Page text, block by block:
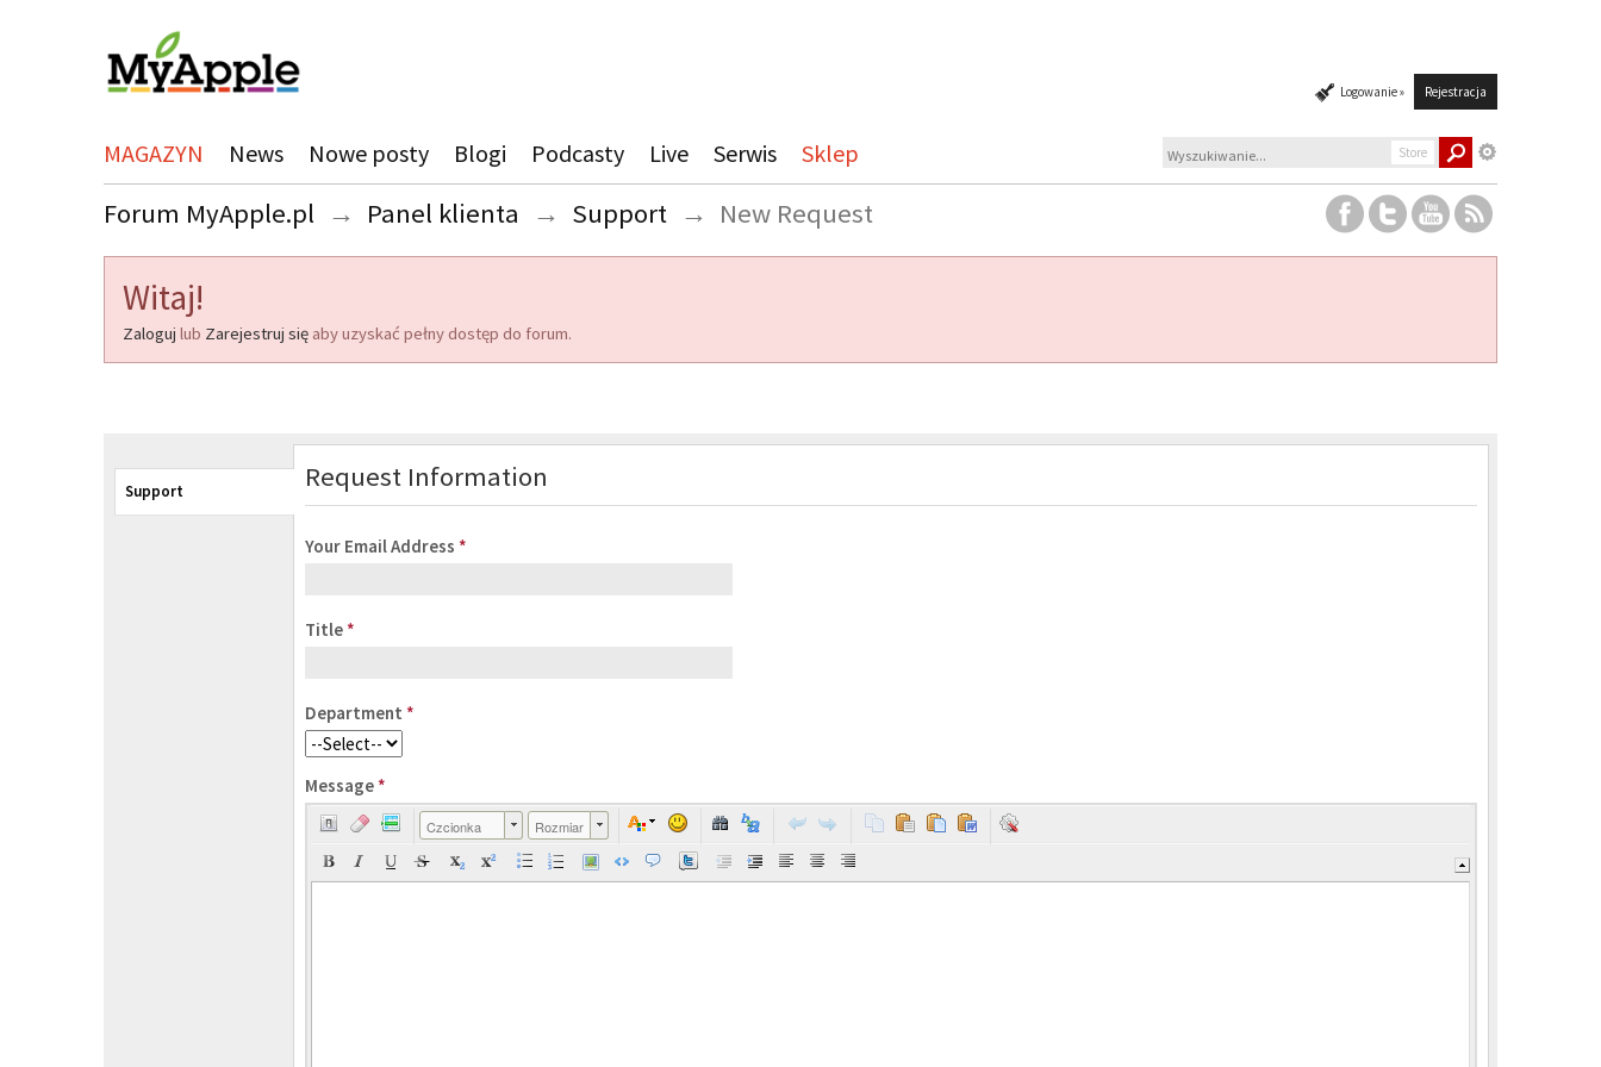
Logowanie » Rejestracja
MAGAZYN News Nowe posty Blogi Podcasty Live Serwis Sklep Store
Forum MyApple.pl → Panel klienta → Support → New Request
Witaj!
Zaloguj lub Zarejestruj się aby uzyskać pełny dostęp do forum.
Support Request Information
Your Email Address *
Title *
Department *
Message *
Czcionka Rozmiar